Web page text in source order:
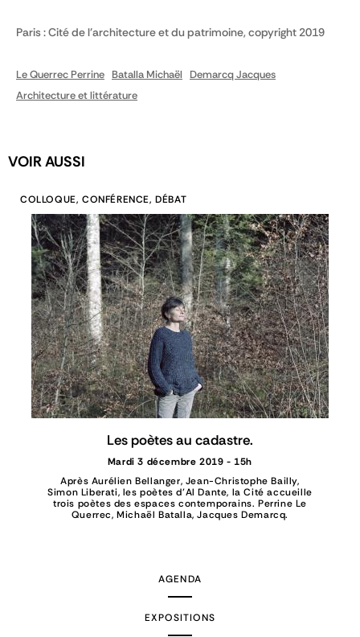
Paris : Cité de l'architecture et du patrimoine, copyright 2019
Le Querrec Perrine Batalla Michaël
Demarcq Jacques
Architecture et littérature
VOIR AUSSI
COLLOQUE, CONFÉRENCE, DÉBAT
Les poètes au cadastre.
Mardi 3 décembre 2019 - 15h
Après Aurélien Bellanger, Jean-Christophe Bailly,
Simon Liberati, les poètes d’Al Dante, la Cité accueille
trois poètes des espaces contemporains. Perrine Le
Querrec, Michaël Batalla, Jacques Demarcq.
AGENDA
EXPOSITIONS